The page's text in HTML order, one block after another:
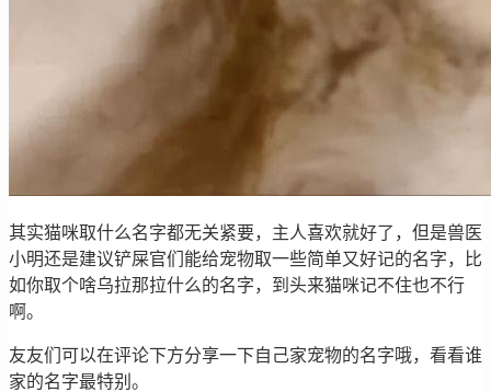
其实猫咪取什么名字都无关紧要，主人喜欢就好了，但是兽医
小明还是建议铲屎官们能给宠物取一些简单又好记的名字，比
如你取个啥乌拉那拉什么的名字，到头来猫咪记不住也不行
啊。
友友们可以在评论下方分享一下自己家宠物的名字哦，看看谁
家的名字最特别。